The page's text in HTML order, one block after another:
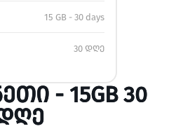
15 GB - 30 days
30 დღე
- 15GB 30